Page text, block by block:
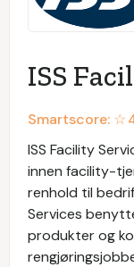
ISS
Smartscore: ☆
ISS Facility
innen facility-
renhold til
Services
produkter og